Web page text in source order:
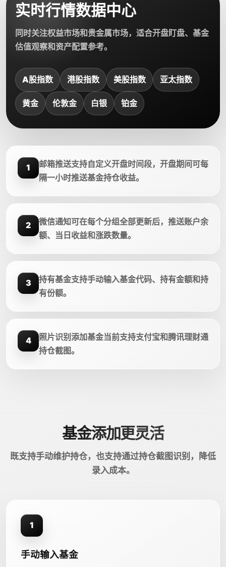
实时行情数据中心
同时关注权益市场和贵金属市场，适合开盘盯盘、基金
估值观察和资产配置参考。
A股指数 港股指数 美股指数 亚太指数
黄金 伦敦金 白银 铂金
1
邮箱推送支持自定义开盘时间段，开盘期间可每
隔一小时推送基金持仓收益。
2
微信通知可在每个分组全部更新后，推送账户余
额、当日收益和涨跌数量。
3
持有基金支持手动输入基金代码、持有金额和持
有份额。
4
照片识别添加基金当前支持支付宝和腾讯理财通
持仓截图。
基金添加更灵活
既支持手动维护持仓，也支持通过持仓截图识别，降低
录入成本。
1
手动输入基金